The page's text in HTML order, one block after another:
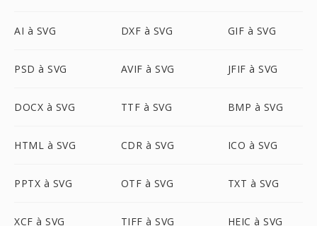
AI à SVG DXF à SVG GIF à SVG
PSD à SVG AVIF à SVG JFIF à SVG
DOCX à SVG TTF à SVG BMP à SVG
HTML à SVG CDR à SVG ICO à SVG
PPTX à SVG OTF à SVG TXT à SVG
XCF à SVG TIFF à SVG HEIC à SVG